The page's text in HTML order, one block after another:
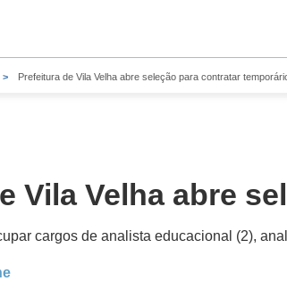
Prefeitura de Vila Velha abre seleção para contratar
Vila Velha abre
cargos de analista educacional (2),